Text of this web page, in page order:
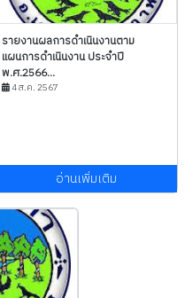
รายงานผลการดำเนินงานตาม
แผนการดำเนินงาน ประจำปี
พ.ศ.2566...
4 ส.ค. 2567
อ่านเพิ่มเติม